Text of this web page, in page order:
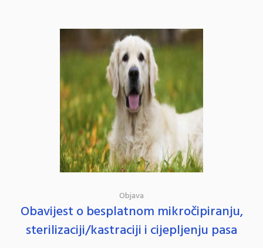
Objava
Obavijest o besplatnom mikročipiranju,
sterilizaciji/kastraciji i cijepljenju pasa